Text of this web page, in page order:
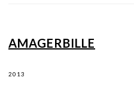
AMAGERBILLE
2013